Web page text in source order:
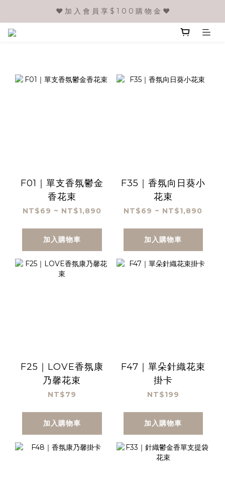
❤️ 加 入 會 員 享 $ 1 0 0 購 物 金 ❤️
F01｜單支香氛鬱金
香花束
NT$69 ~ NT$1,890
加入購物車
F35｜香氛向日葵小
花束
NT$69 ~ NT$1,890
加入購物車
F25｜LOVE香氛康
乃馨花束
NT$79
加入購物車
F47｜單朵針織花束
掛卡
NT$199
加入購物車